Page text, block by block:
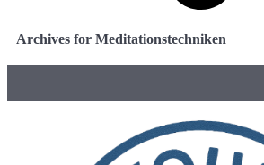
Archives for Meditationstechniken